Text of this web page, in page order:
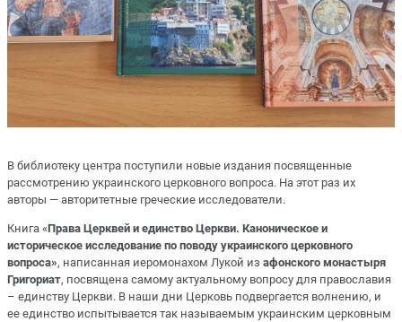
В библиотеку центра поступили новые издания посвященные
рассмотрению украинского церковного вопроса. На этот раз их
авторы — авторитетные греческие исследователи.
Книга «Права Церквей и единство Церкви. Каноническое и
историческое исследование по поводу украинского церковного
вопроса», написанная иеромонахом Лукой из афонского монастыря
Григориат, посвящена самому актуальному вопросу для православия
– единству Церкви. В наши дни Церковь подвергается волнению, и
ее единство испытывается так называемым украинским церковным